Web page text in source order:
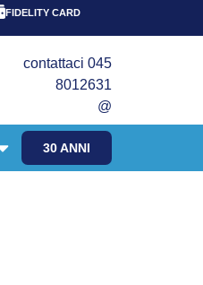
ANNI DEL FRANGENTE!
FIDELITY CARD
contattaci 045
8012631
@
30 ANNI